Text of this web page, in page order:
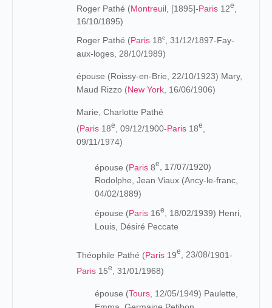
Roger Pathé (Montreuil , [1895]-Paris 12e
16/10/1895)
Roger Pathé (Paris 18e
, 31/12/1897-Fay-
aux-loges, 28/10/1989)
épouse (Roissy-en-Brie, 22/10/1923) Mary,
Maud Rizzo (New York , 16/06/1906)
Marie, Charlotte Pathé
(Paris 18e 09/12/1900-Paris 18e
09/11/1974)
épouse (Paris 8e
, 17/07/1920)
Rodolphe, Jean Viaux (Ancy-le-franc,
04/02/1889)
épouse (Paris 16e
, 18/02/1939) Henri,
Louis, Désiré Peccate
Théophile Pathé (Paris 19e, 23/08/1901-
Paris 15e , 31/01/1968)
épouse (Tours , 12/05/1949) Paulette,